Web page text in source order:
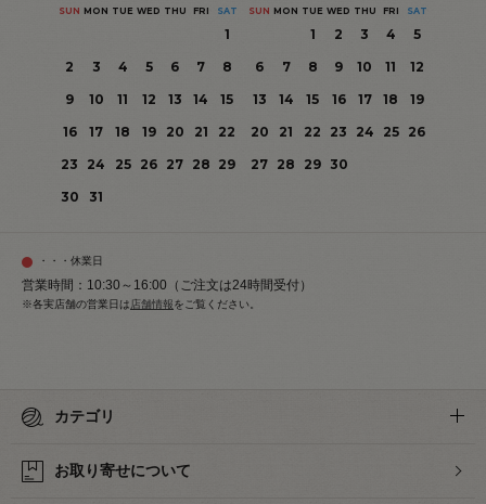
SUN MON TUE WED THU FRI SAT
1
2
3 4 5 6 7
8
9
10 11 12 13 14
15
16
17 18 19 20 21
22
23
24 25 26 27 28 29
30
31
SUN MON TUE WED THU FRI SAT
1 2 3 4
5
6
7 8 9 10 11
12
13
14 15 16 17 18
19
20
21 22 23 24 25
26
27 28 29 30
・・・休業日
営業時間：10:30～16:00（ご注文は24時間受付）
※各実店舗の営業日は店舗情報をご覧ください。
カテゴリ
お取り寄せについて